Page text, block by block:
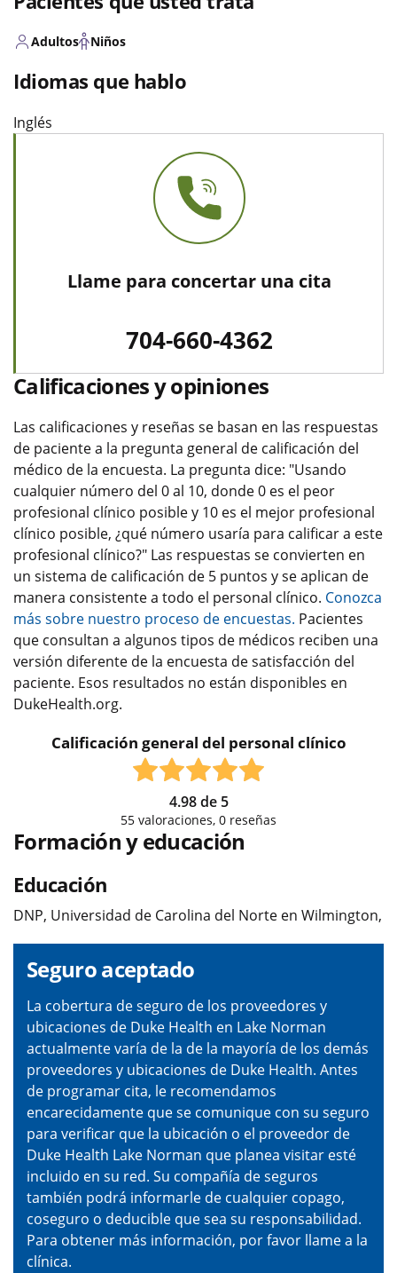
Adultos Niños
Idiomas que hablo
Inglés
Llame para concertar una cita
704-660-4362
Calificaciones y opiniones
Las calificaciones y reseñas se basan en las respuestas
de paciente a la pregunta general de calificación del
médico de la encuesta. La pregunta dice: "Usando
cualquier número del 0 al 10, donde 0 es el peor
profesional clínico posible y 10 es el mejor profesional
clínico posible, ¿qué número usaría para calificar a este
profesional clínico?" Las respuestas se convierten en
un sistema de calificación de 5 puntos y se aplican de
manera consistente a todo el personal clínico. Conozca
más sobre nuestro proceso de encuestas. Pacientes
que consultan a algunos tipos de médicos reciben una
versión diferente de la encuesta de satisfacción del
paciente. Esos resultados no están disponibles en
DukeHealth.org.
Calificación general del personal clínico
4.98de 5
55 valoraciones, 0 reseñas
Formación y educación
Educación
DNP, Universidad de Carolina del Norte en Wilmington,
Seguro aceptado
La cobertura de seguro de los proveedores y
ubicaciones de Duke Health en Lake Norman
actualmente varía de la de la mayoría de los demás
proveedores y ubicaciones de Duke Health. Antes
de programar cita, le recomendamos
encarecidamente que se comunique con su seguro
para verificar que la ubicación o el proveedor de
Duke Health Lake Norman que planea visitar esté
incluido en su red. Su compañía de seguros
también podrá informarle de cualquier copago,
coseguro o deducible que sea su responsabilidad.
Para obtener más información, por favor llame a la
clínica.